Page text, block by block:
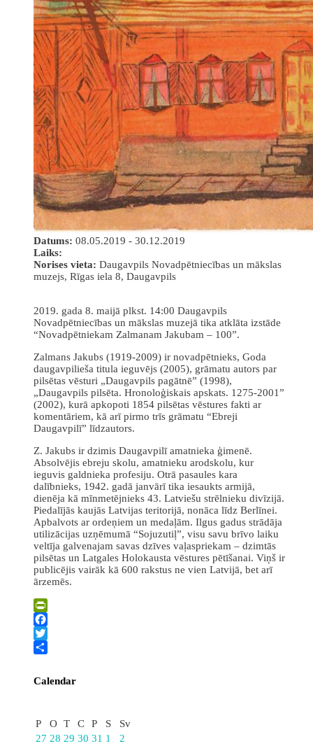
Datums: 08.05.2019 - 30.12.2019
Laiks:
Norises vieta: Daugavpils Novadpētniecības un mākslas
muzejs, Rīgas iela 8, Daugavpils
2019. gada 8. maijā plkst. 14:00 Daugavpils
Novadpētniecības un mākslas muzejā tika atklāta izstāde
“Novadpētniekam Zalmanam Jakubam – 100”.
Zalmans Jakubs (1919-2009) ir novadpētnieks, Goda
daugavpilieša titula ieguvējs (2005), grāmatu autors par
pilsētas vēsturi „Daugavpils pagātnē” (1998),
„Daugavpils pilsēta. Hronoloģiskais apskats. 1275-2001”
(2002), kurā apkopoti 1854 pilsētas vēstures fakti ar
komentāriem, kā arī pirmo trīs grāmatu “Ebreji
Daugavpilī” līdzautors.
Z. Jakubs ir dzimis Daugavpilī amatnieka ģimenē.
Absolvējis ebreju skolu, amatnieku arodskolu, kur
ieguvis galdnieka profesiju. Otrā pasaules kara
dalībnieks, 1942. gadā janvārī tika iesaukts armijā,
dienēja kā mīnmetējnieks 43. Latviešu strēlnieku divīzijā.
Piedalījās kaujās Latvijas teritorijā, nonāca līdz Berlīnei.
Apbalvots ar ordeņiem un medaļām. Ilgus gadus strādāja
utilizācijas uzņēmumā “Sojuzutiļ”, visu savu brīvo laiku
veltīja galvenajam savas dzīves vaļaspriekam – dzimtās
pilsētas un Latgales Holokausta vēstures pētīšanai. Viņš ir
publicējis vairāk kā 600 rakstus ne vien Latvijā, bet arī
ārzemēs.
PrintFriendly
Facebook
Twitter
Calendar
P
O T C P S
Sv
27 28 29 30 31 1
2